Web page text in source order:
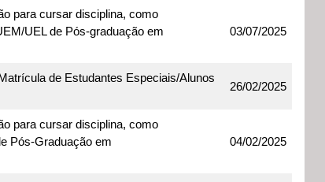
para cursar disciplina, como
UEL de Pós-graduação em
03/07/2025
de Estudantes Especiais/Alunos
26/02/2025
para cursar disciplina, como
Pós-Graduação em
04/02/2025